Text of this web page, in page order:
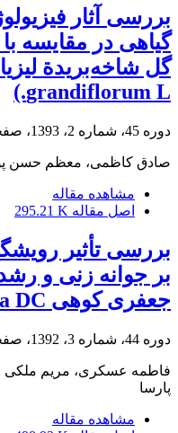
بررسی آثار
grandiflorum L.)
دوره 45، شماره 2، 1393، صفحه
صادق کاظمی، معظم حسن
مشاهده مقاله
اصل مقاله 295.21 K
بررسی تأثیر
بر جوانه زنی و
جعفری کوهی Pimpinella aurea DC.))
دوره 44، شماره 3، 1392، صفحه
فاطمه عسکری، مریم ملکی
پارسا
مشاهده مقاله